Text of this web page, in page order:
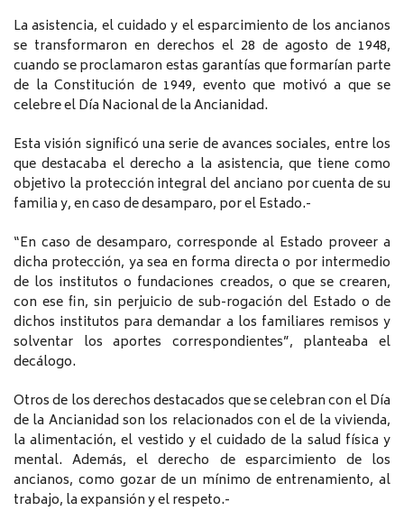
La asistencia, el cuidado y el esparcimiento de los ancianos
se transformaron en derechos el 28 de agosto de 1948,
cuando se proclamaron estas garantías que formarían parte
de la Constitución de 1949, evento que motivó a que se
celebre el Día Nacional de la Ancianidad.
Esta visión significó una serie de avances sociales, entre los
que destacaba el derecho a la asistencia, que tiene como
objetivo la protección integral del anciano por cuenta de su
familia y, en caso de desamparo, por el Estado.-
“En caso de desamparo, corresponde al Estado proveer a
dicha protección, ya sea en forma directa o por intermedio
de los institutos o fundaciones creados, o que se crearen,
con ese fin, sin perjuicio de sub-rogación del Estado o de
dichos institutos para demandar a los familiares remisos y
solventar los aportes correspondientes”, planteaba el
decálogo.
Otros de los derechos destacados que se celebran con el Día
de la Ancianidad son los relacionados con el de la vivienda,
la alimentación, el vestido y el cuidado de la salud física y
mental. Además, el derecho de esparcimiento de los
ancianos, como gozar de un mínimo de entrenamiento, al
trabajo, la expansión y el respeto.-